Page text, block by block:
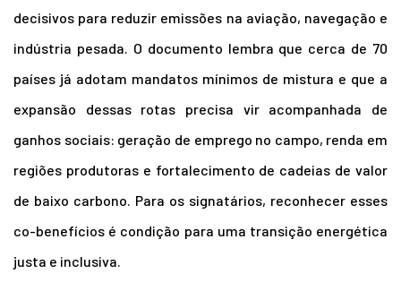
decisivos para reduzir emissões na aviação, navegação e
indústria pesada. O documento lembra que cerca de 70
países já adotam mandatos mínimos de mistura e que a
expansão dessas rotas precisa vir acompanhada de
ganhos sociais: geração de emprego no campo, renda em
regiões produtoras e fortalecimento de cadeias de valor
de baixo carbono. Para os signatários, reconhecer esses
co-benefícios é condição para uma transição energética
justa e inclusiva.